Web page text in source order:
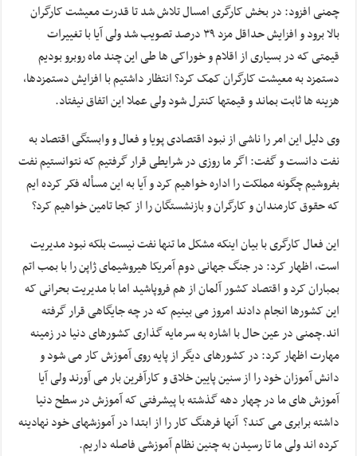
چمنی افزود: در بخش کارگری امسال تلاش شد تا قدرت معیشت کارگران
بالا برود و افزایش حداقل مزد ۳۹ درصد تصویب شد ولی آیا با تغییرات
قیمتی که در بسیاری از اقلام و خوراکی ها طی این چند ماه روبرو بودیم
دستمزد به معیشت کارگران کمک کرد؟ انتظار داشتیم با افزایش دستمزدها،
هزینه ها ثابت بماند و قیمتها کنترل شود ولی عملا این اتفاق نیفتاد.
وی دلیل این امر را ناشی از نبود اقتصادی پویا و فعال و وابستگی اقتصاد به
نفت دانست و گفت: اگر ما روزی در شرایطی قرار گرفتیم که نتوانستیم نفت
بفروشیم چگونه مملکت را اداره خواهیم کرد و آیا به این مسأله فکر کرده ایم
که حقوق کارمندان و کارگران و بازنشستگان را از کجا تامین خواهیم کرد؟
این فعال کارگری با بیان اینکه مشکل ما تنها نفت نیست بلکه نبود مدیریت
است، اظهار کرد: در جنگ جهانی دوم آمریکا هیروشیمای ژاپن را با بمب اتم
بمباران کرد و اقتصاد کشور آلمان از هم فروپاشید اما با مدیریت بحرانی که
این کشورها انجام دادند امروز می بینیم که در چه جایگاهی قرار گرفته
اند.چمنی در عین حال با اشاره به سرمایه گذاری کشورهای دنیا در زمینه
مهارت اظهار کرد: در کشورهای دیگر از پایه روی آموزش کار می شود و
دانش آموزان خود را از سنین پایین خلاق و کارآفرین بار می آورند ولی آیا
آموزش های ما در چهار دهه گذشته با پیشرفتی که آموزش در سطح دنیا
داشته برابری می کند؟ آنها فرهنگ کار را از ابتدا در آموزشهای خود نهادینه
کرده اند ولی ما تا رسیدن به چنین نظام آموزشی فاصله داریم.